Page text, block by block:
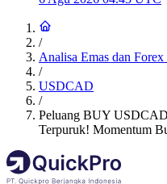
/
Analisa Emas dan Forex
/
USDCAD
/
Peluang BUY
Terpuruk! Momentum